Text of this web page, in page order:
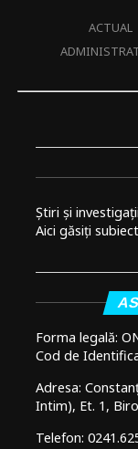
ACTUAL
Știri și
Aici găsiți
Forma legală:
Cod de
Adresa:
Intim), Et. 1,
Telefon: